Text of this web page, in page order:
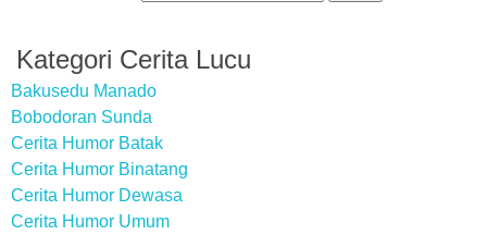
Kategori Cerita Lucu
Bakusedu Manado
Bobodoran Sunda
Cerita Humor Batak
Cerita Humor Binatang
Cerita Humor Dewasa
Cerita Humor Umum